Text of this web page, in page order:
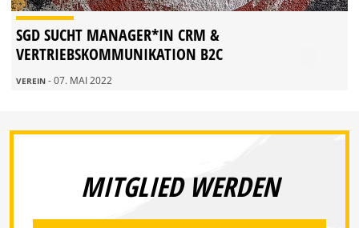
SGD SUCHT MANAGER*IN CRM &
VERTRIEBSKOMMUNIKATION B2C
VEREIN - 07. MAI 2022
MITGLIED WERDEN